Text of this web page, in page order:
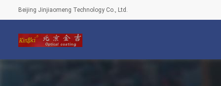
Beijing Jinjiaomeng Technology Co., Ltd.